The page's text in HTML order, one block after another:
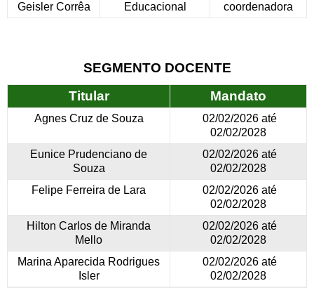
Geisler Corrêa
Educacional
coordenadora
SEGMENTO DOCENTE
Titular
Mandato
Agnes Cruz de Souza
02/02/2026 até
02/02/2028
Eunice Prudenciano de
Souza
02/02/2026 até
02/02/2028
Felipe Ferreira de Lara
02/02/2026 até
02/02/2028
Hilton Carlos de Miranda
Mello
02/02/2026 até
02/02/2028
Marina Aparecida Rodrigues
Isler
02/02/2026 até
02/02/2028